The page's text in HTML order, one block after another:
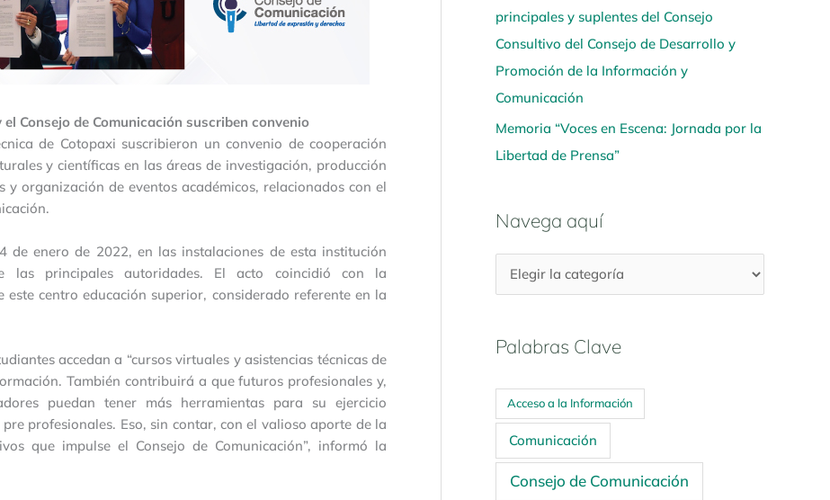
Consejo de Comunicación suscriben convenio
de Cotopaxi suscribieron un convenio de cooperación
y científicas en las áreas de investigación, producción
organización de eventos académicos, relacionados con el
de enero de 2022, en las instalaciones de esta institución
las principales autoridades. El acto coincidió con la
centro educación superior, considerado referente en la
accedan a “cursos virtuales y asistencias técnicas de
También contribuirá a que futuros profesionales y,
puedan tener más herramientas para su ejercicio
profesionales. Eso, sin contar, con el valioso aporte de la
que impulse el Consejo de Comunicación”, informó la
principales y suplentes del Consejo
Consultivo del Consejo de Desarrollo y
Promoción de la Información y
Comunicación
Memoria “Voces en Escena: Jornada por la
Libertad de Prensa”
Navega aquí
Palabras Clave
Acceso a la Información
Comunicación
Consejo de Comunicación